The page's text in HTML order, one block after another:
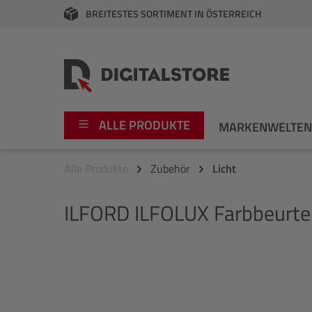
Zur Hauptnavigation springen
BREITESTES SORTIMENT IN ÖSTERREICH
ALLE PRODUKTE MARKENWELTEN
Video
Fujifilm
Alle Produkte Zubehör Licht
ILFORD ILFOLUX